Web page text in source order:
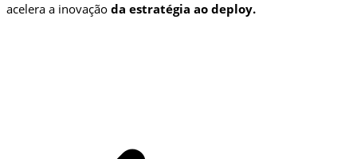
acelera a inovação da estratégia ao deploy.